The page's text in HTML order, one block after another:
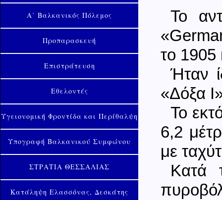
Α΄ Βαλκανικός Πόλεμος
Προπαρασκευή
Επιστράτευση
Εθελοντές
Υγειονομική Φροντίδα και Περίθαλψη
Υπογραφή Βαλκανικού Συμφώνου
ΣΤΡΑΤΙΑ ΘΕΣΣΑΛΙΑΣ
Κατάληψη Ελασσόνας, Δεσκάτης
Το
το 1905
Ήταν
«Δόξα
Το
6,2
με
Κατά